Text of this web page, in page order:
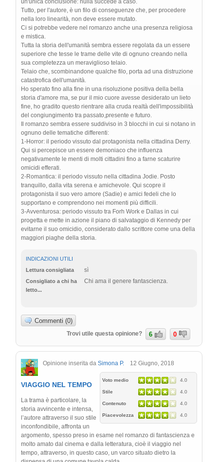
Tutto, per l'autore, è un filo di conseguenze che, per procedere
nella loro linearità, non deve essere mutato.
Ci si potrebbe vedere nel romanzo anche una presenza religiosa
e mistica.
Tutta la storia dell'umanità sembra essere regolata da un essere
superiore che tesse le trame delle vite di ognuno creando nella
sua completezza un meraviglioso telaio.
Telaio che, scombinandone qualche filo, porta ad una distruzione
catastrofica dell'umanità.
Ho sperato fino alla fine in una risoluzione positiva della bella
storia d'amore ma, se pur il mio cuore avesse desiderato un lieto
fine, ho gradito questo rientrare alla cruda realtà dell'impossibilità
del congiungimento tra passato,presente e futuro.
Il romanzo sembra essere suddiviso in 3 blocchi in cui si notano in
ognuno delle tematiche differenti:
1-Horror: il periodo vissuto dal protagonista nella cittadina Derry.
Qui si percepisce un essere demoniaco che influenza
negativamente le menti di molti cittadini fino a farne scaturire
omicidi efferati.
2-Romantica: il periodo vissuto nella cittadina Jodie. Posto
tranquillo, dalla vita serena e amichevole. Qui scopre il
protagonista il suo vero amore (Sadie) e amici fedeli che lo
supportano e comprendono nei momenti più difficili.
3-Avventurosa: periodo vissuto tra Forh Work e Dallas in cui
progetta e mette in azione il piano di salvataggio di Kennedy per
evitarne il suo omicidio, considerato dallo scrittore come una della
maggiori piaghe della storia.
INDICAZIONI UTILI
Lettura consigliata
sì
Consigliato a chi ha
letto...
Chi ama il genere fantascienza.
Commenti (0)
Trovi utile questa opinione? 6 0
Opinione inserita da Simona P. 12 Giugno, 2018
Voto medio 4.0
Stile 4.0
Contenuto 4.0
Piacevolezza 4.0
VIAGGIO NEL TEMPO
La trama è particolare, la
storia avvincente e intensa,
l’autore attraverso il suo stile
inconfondibile, affronta un
argomento, spesso preso in esame nel romanzo di fantascienza e
molto amato dal cinema e dalla letteratura, cioè il viaggio nel
tempo, attraverso, in questo caso, un varco situato dietro la